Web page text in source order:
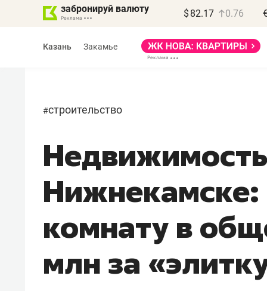
забронируй валюту $ 82.17 0.76
Казань Закамье
#строительство
Нижнекамске:
комнату в
млн за
Василь Мазитов
МАРТ
«Не зная местных
правил, бизнес может
потерять минимум
полгода»
Как бизнесу выйти на зарубежные
рынки, почему надо знать